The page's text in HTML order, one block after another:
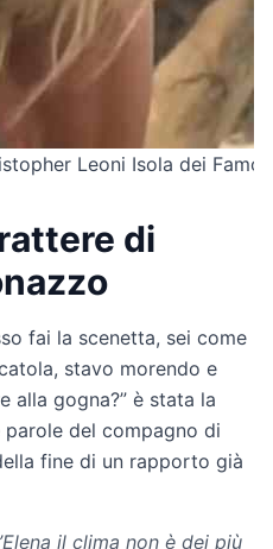
Leoni Isola dei
di
fai la scenetta, sei come
stavo morendo e
alla gogna?” è stata la
del compagno di
fine di un rapporto già
il clima non è dei più